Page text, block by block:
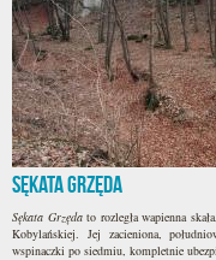
Sękata Grzęda
Sękata Grzędato rozległa wapienna
Kobylańskiej. Jej zacieniona,
wspinaczki po siedmiu, kompletnie